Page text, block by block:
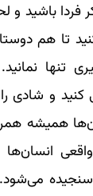
فردا باشید و
تا هم
تنها
کنید و شادی
همیشه
سنجیده